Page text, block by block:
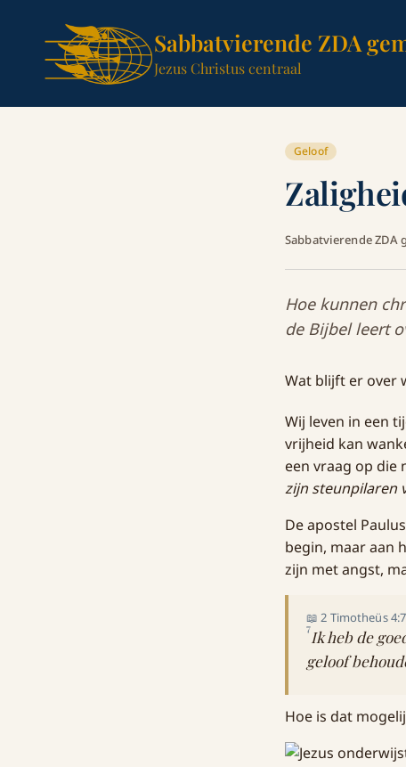
Sabbatvierende ZDA
Jezus Christus centraal
Geloof
Sabbatvierende ZDA
Hoe kunnen
de Bijbel leert
Wat blijft er over
Wij leven in een
vrijheid kan
een vraag op die
zijn steunpilaren
De apostel
begin, maar aan
zijn met angst,
📖 2 Timotheüs
7Ik heb de
geloof
Hoe is dat